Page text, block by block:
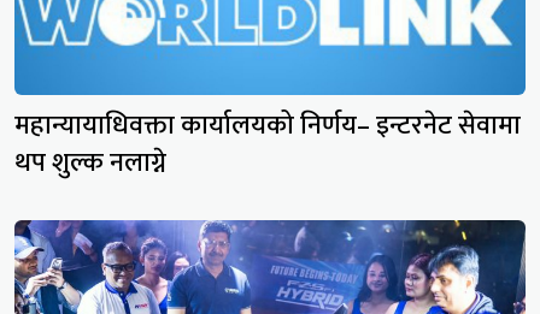
महान्यायाधिवक्ता कार्यालयको निर्णय– इन्टरनेट सेवामा
थप शुल्क नलाग्ने